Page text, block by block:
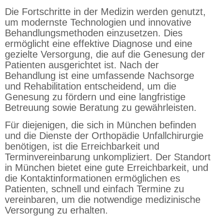
Die Fortschritte in der Medizin werden genutzt,
um modernste Technologien und innovative
Behandlungsmethoden einzusetzen. Dies
ermöglicht eine effektive Diagnose und eine
gezielte Versorgung, die auf die Genesung der
Patienten ausgerichtet ist. Nach der
Behandlung ist eine umfassende Nachsorge
und Rehabilitation entscheidend, um die
Genesung zu fördern und eine langfristige
Betreuung sowie Beratung zu gewährleisten.
Für diejenigen, die sich in München befinden
und die Dienste der Orthopädie Unfallchirurgie
benötigen, ist die Erreichbarkeit und
Terminvereinbarung unkompliziert. Der Standort
in München bietet eine gute Erreichbarkeit, und
die Kontaktinformationen ermöglichen es
Patienten, schnell und einfach Termine zu
vereinbaren, um die notwendige medizinische
Versorgung zu erhalten.